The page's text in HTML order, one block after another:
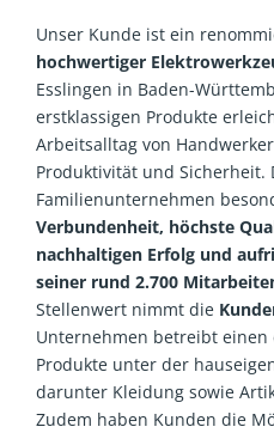
Unser Kunde ist ein
hochwertiger
Esslingen in Baden-
erstklassigen Produkte
Arbeitsalltag von
Produktivität und Sicherheit.
Familienunternehmen
Verbundenheit, höchste
nachhaltigen Erfolg und
seiner rund 2.700
Stellenwert nimmt die
Unternehmen betreibt einen
Produkte unter der
darunter Kleidung sowie
Zudem haben Kunden die